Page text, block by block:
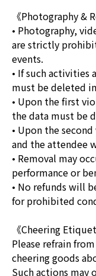
《Photography &
• Photography,
are strictly
events.
• If such activities
must be deleted
• Upon the first
the data must be
• Upon the
and the attendee
• Removal may
performance or
• No refunds will
for prohibited
《Cheering
Please refrain
cheering goods
Such actions may